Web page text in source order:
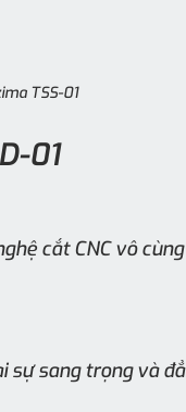
TSS-01
01
cắt CNC vô
sự sang trọng và